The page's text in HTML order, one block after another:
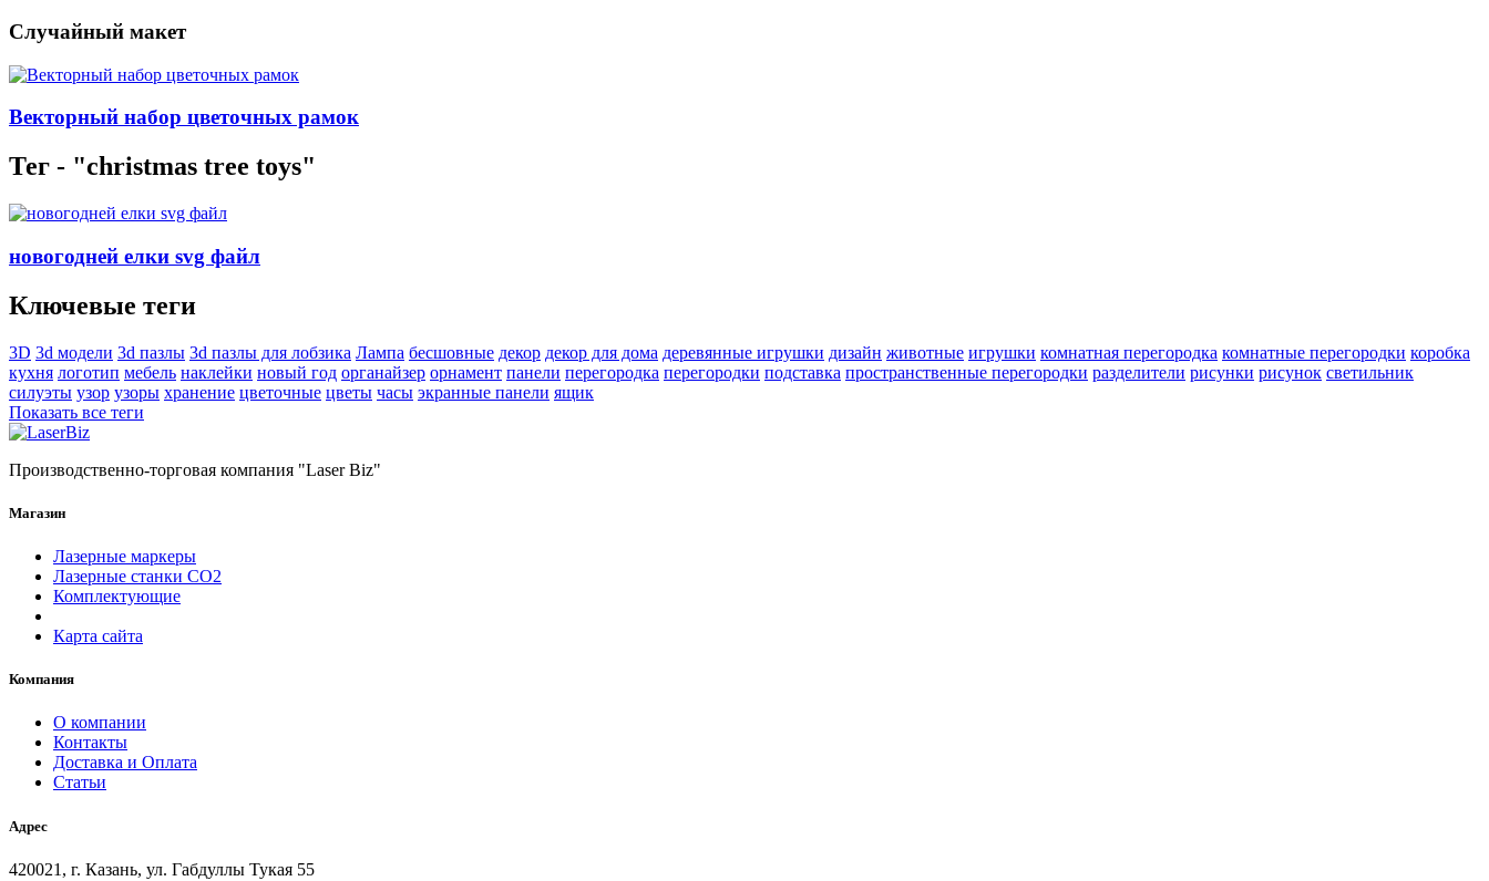
Случайный макет
Векторный набор цветочных рамок
Тег - "christmas tree toys"
новогодней елки svg файл
Ключевые теги
3D 3d модели 3d пазлы 3d пазлы для лобзика Лампа бесшовные декор декор для дома деревянные игрушки дизайн животные игрушки комнатная перегородка комнатные перегородки коробка
кухня логотип мебель наклейки новый год органайзер орнамент панели перегородка перегородки подставка пространственные перегородки разделители рисунки рисунок светильник
силуэты узор узоры хранение цветочные цветы часы экранные панели ящик
Показать все теги
Производственно-торговая компания "Laser Biz"
Магазин
Лазерные маркеры
Лазерные станки СО2
Комплектующие
Карта сайта
Компания
О компании
Контакты
Доставка и Оплата
Статьи
Адрес
420021, г. Казань, ул. Габдуллы Тукая 55